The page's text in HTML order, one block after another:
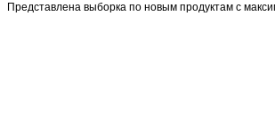
Представлена выборка по новым продуктам с